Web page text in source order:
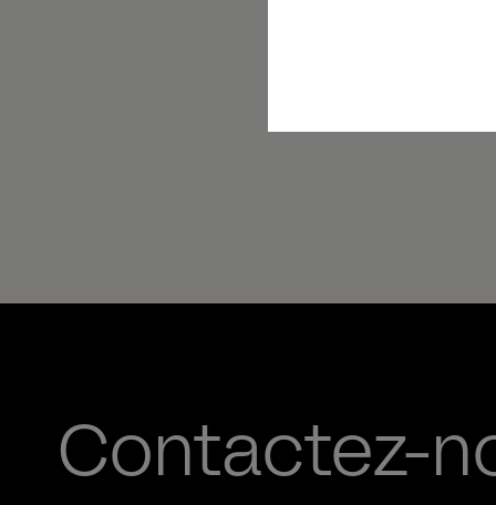
Contactez-